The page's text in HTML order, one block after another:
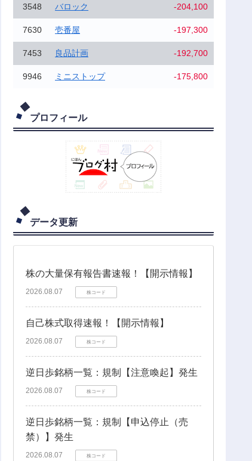
3548 バロック -204,100
7630 壱番屋 -197,300
7453 良品計画 -192,700
9946 ミニストップ -175,800
プロフィール
データ更新
株の大量保有報告書速報！【開示情報】
2026.08.07 株コード
自己株式取得速報！【開示情報】
2026.08.07 株コード
逆日歩銘柄一覧：規制【注意喚起】発生
2026.08.07 株コード
逆日歩銘柄一覧：規制【申込停止（売
禁）】発生
2026.08.07 株コード